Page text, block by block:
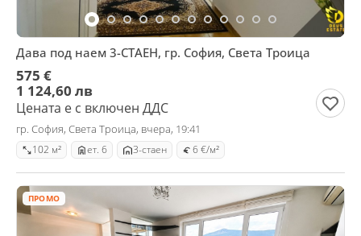
Дава под наем 3-СТАЕН, гр. София, Света Троица
575 €
1 124,60 лв
Цената е с включен ДДС
гр. София, Света Троица, вчера, 19:41
102 м² ет. 6 3-стаен 6 €/м²
ПРОМО